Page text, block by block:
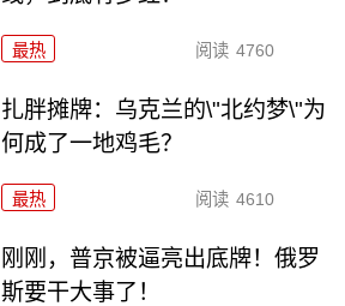
最热 阅读 4760
扎胖摊牌：乌克兰的\"北约梦\"为
何成了一地鸡毛？
最热 阅读 4610
刚刚，普京被逼亮出底牌！俄罗
斯要干大事了！